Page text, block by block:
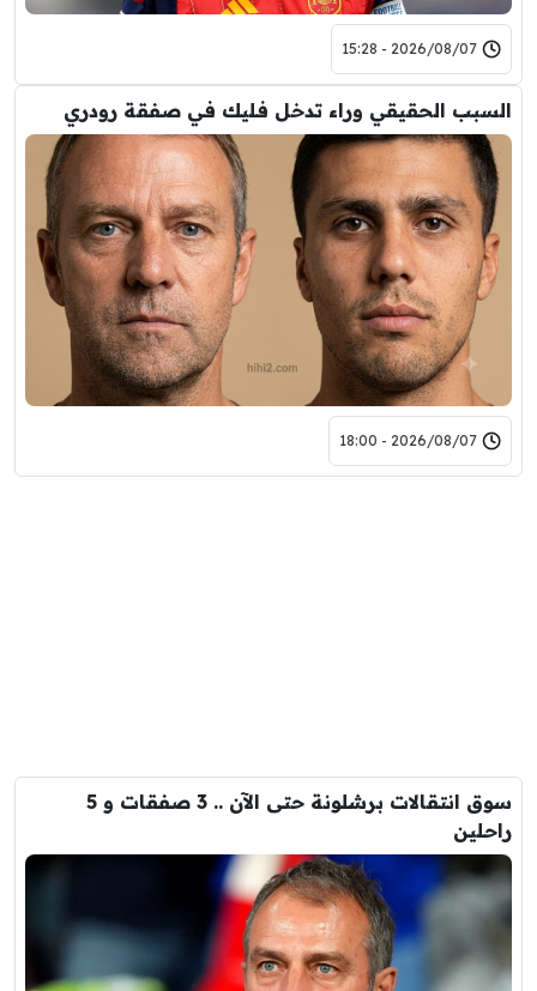
2026/08/07 - 15:28
السبب الحقيقي وراء تدخل فليك في صفقة رودري
2026/08/07 - 18:00
سوق انتقالات برشلونة حتى الآن .. 3 صفقات و 5
راحلين